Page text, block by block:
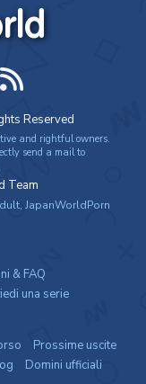
Reserved
and rightful owners.
send a mail to
Team
, JapanWorldPorn
& FAQ
una serie
Prossime uscite
Domini ufficiali